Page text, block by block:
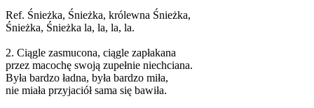
Ref. Śnieżka, Śnieżka, królewna Śnieżka,
Śnieżka, Śnieżka la, la, la, la.
2. Ciągle zasmucona, ciągle zapłakana
przez macochę swoją zupełnie niechciana.
Była bardzo ładna, była bardzo miła,
nie miała przyjaciół sama się bawiła.